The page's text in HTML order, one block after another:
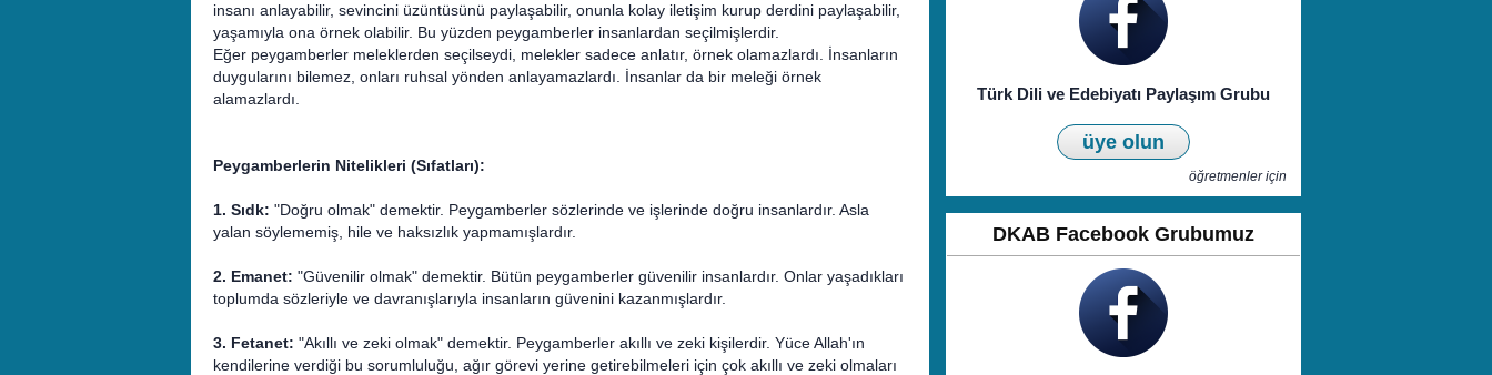
insanı anlayabilir, sevincini üzüntüsünü paylaşabilir, onunla kolay iletişim kurup derdini paylaşabilir,
yaşamıyla ona örnek olabilir. Bu yüzden peygamberler insanlardan seçilmişlerdir.
Eğer peygamberler meleklerden seçilseydi, melekler sadece anlatır, örnek olamazlardı. İnsanların
duygularını bilemez, onları ruhsal yönden anlayamazlardı. İnsanlar da bir meleği örnek
alamazlardı.
Peygamberlerin Nitelikleri (Sıfatları):
1. Sıdk: "Doğru olmak" demektir. Peygamberler sözlerinde ve işlerinde doğru insanlardır. Asla
yalan söylememiş, hile ve haksızlık yapmamışlardır.
2. Emanet: "Güvenilir olmak" demektir. Bütün peygamberler güvenilir insanlardır. Onlar yaşadıkları
toplumda sözleriyle ve davranışlarıyla insanların güvenini kazanmışlardır.
3. Fetanet: "Akıllı ve zeki olmak" demektir. Peygamberler akıllı ve zeki kişilerdir. Yüce Allah'ın
kendilerine verdiği bu sorumluluğu, ağır görevi yerine getirebilmeleri için çok akıllı ve zeki olmaları
Türk Dili ve Edebiyatı Paylaşım Grubu
üye olun
öğretmenler için
DKAB Facebook Grubumuz